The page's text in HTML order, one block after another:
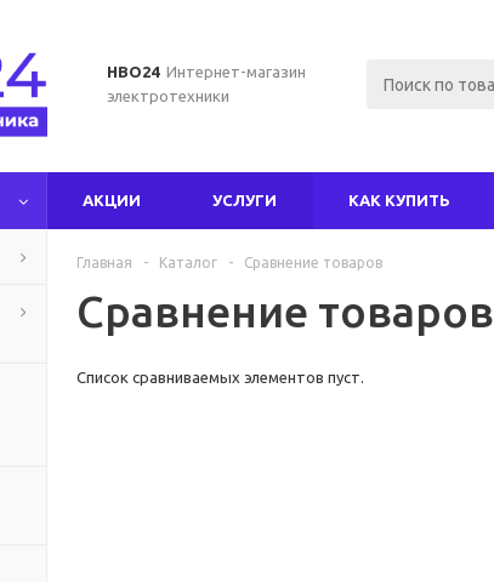
НВО24 Интернет-магазин
электротехники
АКЦИИ УСЛУГИ КАК КУПИТЬ
Главная - Каталог - Сравнение товаров
Сравнение товаров
Список сравниваемых элементов пуст.